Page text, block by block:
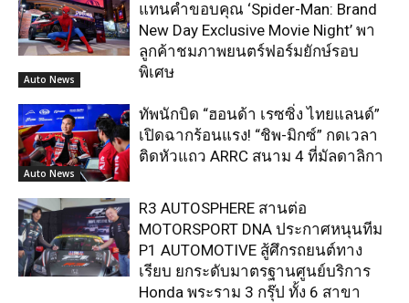
Auto News
แทนคำขอบคุณ ‘Spider-Man: Brand
New Day Exclusive Movie Night’ พา
ลูกค้าชมภาพยนตร์ฟอร์มยักษ์รอบ
พิเศษ
Auto News
ทัพนักบิด “ฮอนด้า เรซซิ่ง ไทยแลนด์”
เปิดฉากร้อนแรง! “ชิพ-มิกซ์” กดเวลา
ติดหัวแถว ARRC สนาม 4 ที่มัลดาลิกา
R3 AUTOSPHERE สานต่อ
MOTORSPORT DNA ประกาศหนุนทีม
P1 AUTOMOTIVE สู้ศึกรถยนต์ทาง
เรียบ ยกระดับมาตรฐานศูนย์บริการ
Honda พระราม 3 กรุ๊ป ทั้ง 6 สาขา